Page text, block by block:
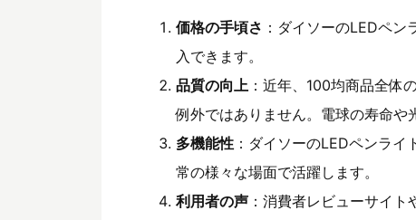
価格の手頃さ ：ダイソーのLEDペ
入できます。
品質の向上 ：近年、100均商品全体
例外ではありません。電球の寿命や
多機能性 ：ダイソーのLEDペンラ
常の様々な場面で活躍します。
利用者の声 ：消費者レビューサイ